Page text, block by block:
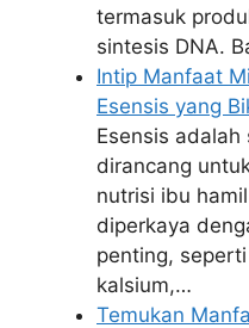
termasuk
sintesis DNA.
Intip Manfaat
Esensis yang
Esensis
dirancang
nutrisi ibu
diperkaya
penting,
kalsium,…
Temukan